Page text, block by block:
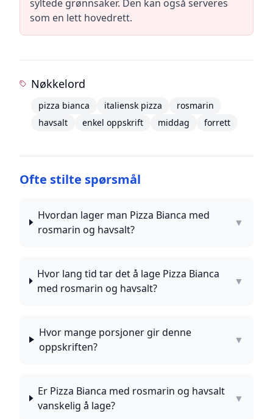
syltede grønnsaker. Den kan også serveres
som en lett hovedrett.
Nøkkelord
pizza bianca italiensk pizza
rosmarin
havsalt
enkel oppskrift middag forrett
Ofte stilte spørsmål
Hvordan lager man Pizza Bianca med
rosmarin og havsalt?
▼
Hvor lang tid tar det å lage Pizza Bianca
med rosmarin og havsalt?
▼
Hvor mange porsjoner gir denne
oppskriften?
▼
Er Pizza Bianca med rosmarin og havsalt
vanskelig å lage?
▼